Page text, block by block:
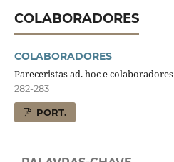
COLABORADORES
COLABORADORES
Pareceristas ad. hoc e colaboradores
282-283
PORT.